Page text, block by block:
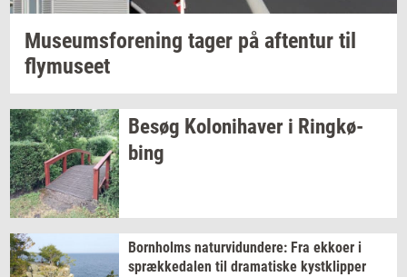
Mu­se­ums­for­e­ning tager på af­ten­tur til
fly­mu­se­et
Besøg Ko­lo­ni­ha­ver i Ring­kø­
bing
Born­holms na­tur­vi­dun­de­re: Fra ek­ko­er i
spræk­ke­da­len til dra­ma­ti­ske kyst­klip­per